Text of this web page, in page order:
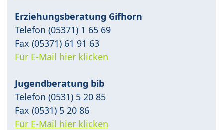
Erziehungsberatung Gifhorn
Telefon (05371) 1 65 69
Fax (05371) 61 91 63
Für E-Mail hier klicken
Jugendberatung bib
Telefon (0531) 5 20 85
Fax (0531) 5 20 86
Für E-Mail hier klicken